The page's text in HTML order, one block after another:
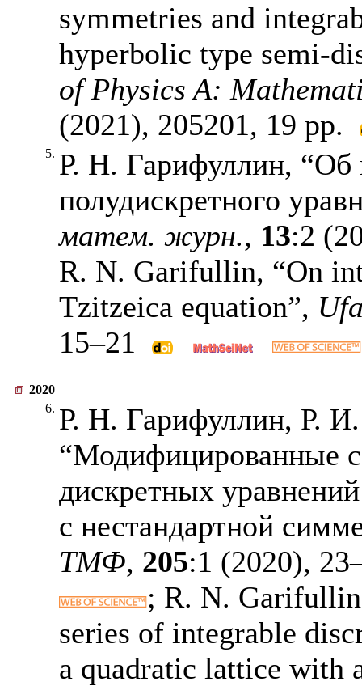
symmetries and
hyperbolic type semi-
of Physics A:
(2021), 205201, 19 pp.
5. Р. Н. Гарифуллин, “Об
полудискретного
матем. журн., 13:2
R. N. Garifullin, “On
Tzitzeica equation”,
15–21
2020
6. Р. Н. Гарифуллин, Р.
“Модифицированные
дискретных
с нестандартной
ТМФ, 205:1 (2020),
; R. N.
series of integrable
a quadratic lattice with